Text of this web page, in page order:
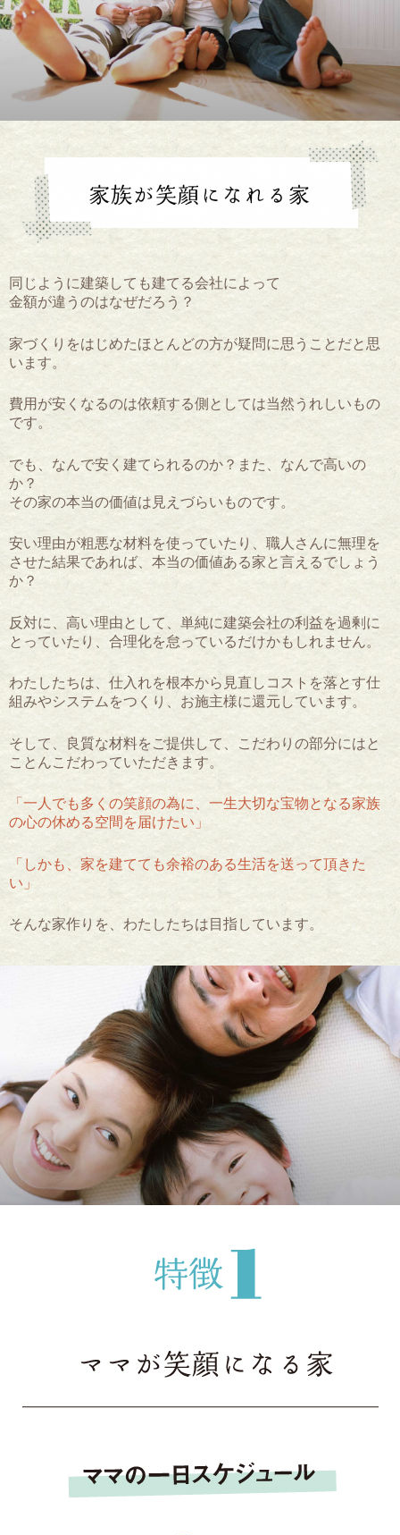
同じように建築しても建てる会社によって
金額が違うのはなぜだろう？
家づくりをはじめたほとんどの方が疑問に思うことだと思
います。
費用が安くなるのは依頼する側としては当然うれしいもの
です。
でも、なんで安く建てられるのか？また、なんで高いの
か？
その家の本当の価値は見えづらいものです。
安い理由が粗悪な材料を使っていたり、職人さんに無理を
させた結果であれば、本当の価値ある家と言えるでしょう
か？
反対に、高い理由として、単純に建築会社の利益を過剰に
とっていたり、 合理化を怠っているだけかもしれません。
わたしたちは、仕入れを根本から見直しコストを落とす仕
組みやシステムをつくり、お施主様に還元しています。
そして、良質な材料をご提供して、
こだわりの部分にはと
ことんこだわっていただきます。
「一人でも多くの笑顔の為に、一生大切な宝物となる家族
の心の休める空間を届けたい」
「しかも、家を建てても余裕のある生活を送って頂きた
い」
そんな家作りを、わたしたちは目指しています。